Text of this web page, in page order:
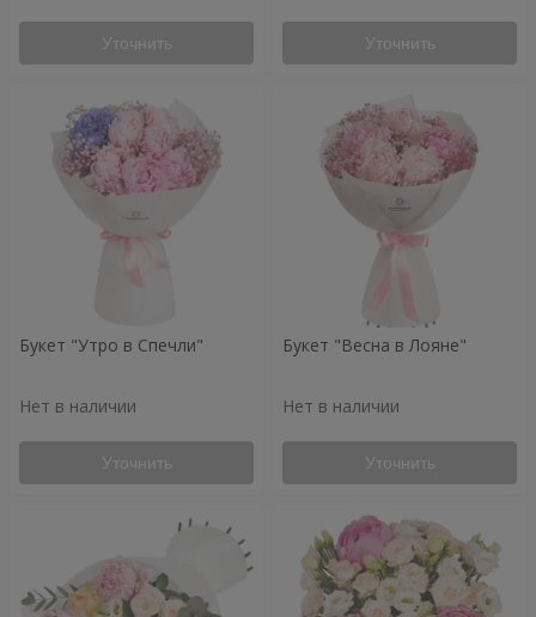
Уточнить Уточнить
Букет "Утро в Спечли"
Нет в наличии
Уточнить
Букет "Весна в Лояне"
Нет в наличии
Уточнить